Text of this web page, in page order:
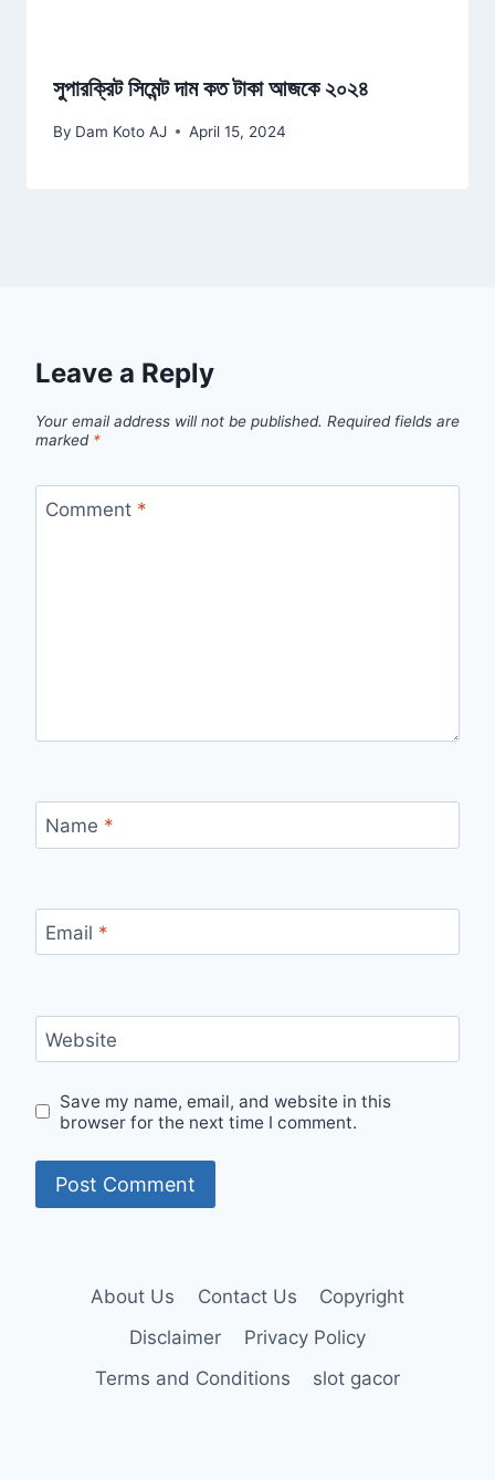
সুপারক্রিট সিমেন্ট দাম কত টাকা আজকে ২০২৪
By Dam Koto AJ April 15, 2024
Leave a Reply
Your email address will not be published. Required fields are
marked *
Comment *
Name *
Email *
Website
Save my name, email, and website in this
browser for the next time I comment.
About Us Contact Us
Copyright
Disclaimer
Privacy Policy
Terms and Conditions
slot gacor